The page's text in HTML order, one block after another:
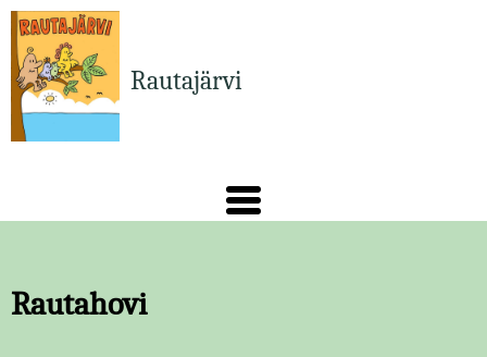
Hyppää
pääsisältöön
Rautajärvi
Rautahovi